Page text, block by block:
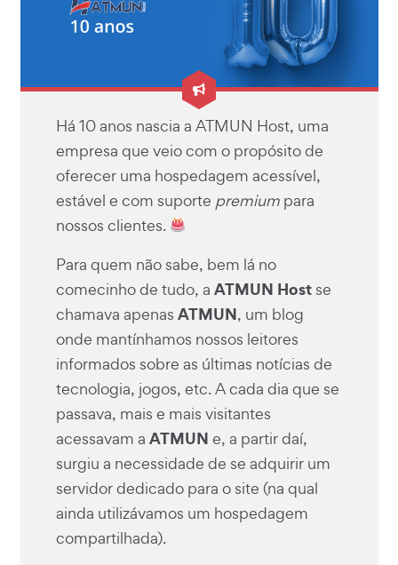
Há 10 anos nascia a ATMUN Host, uma
empresa que veio com o propósito de
oferecer uma hospedagem acessível,
estável e com suporte premiumpara
nossos clientes.
Para quem não sabe, bem lá no
comecinho de tudo, a ATMUN Hostse
chamava apenas ATMUN, um blog
onde mantínhamos nossos leitores
informados sobre as últimas notícias de
tecnologia, jogos, etc. A cada dia que se
passava, mais e mais visitantes
acessavam a ATMUN e, a partir daí,
surgiu a necessidade de se adquirir um
servidor dedicado para o site (na qual
ainda utilizávamos um hospedagem
compartilhada).